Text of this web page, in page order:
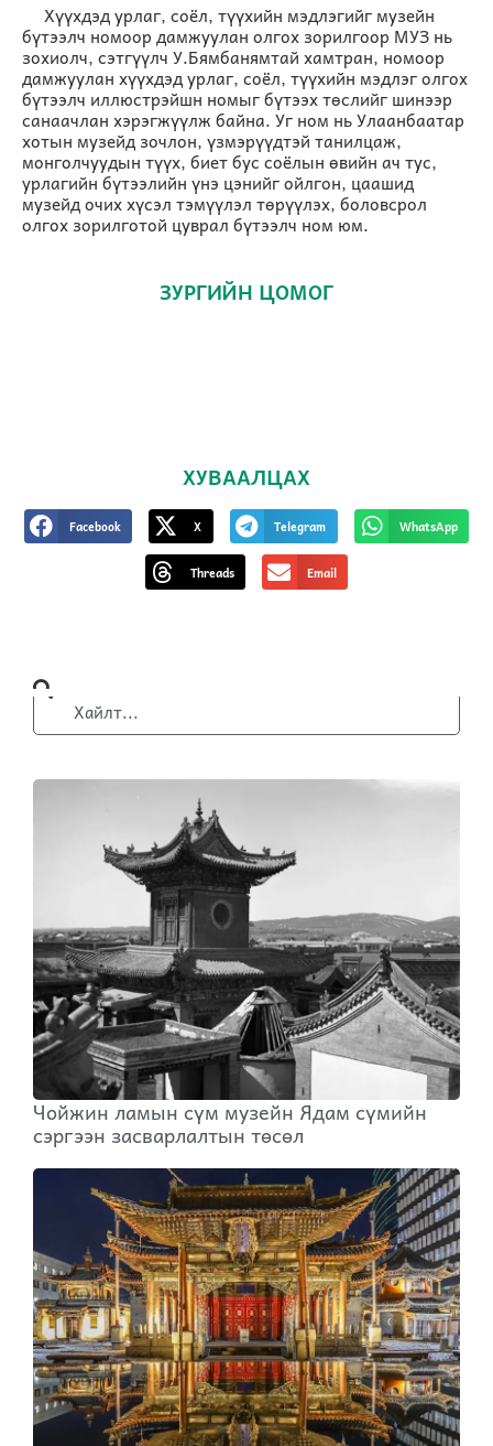
Хүүхдэд урлаг, соёл, түүхийн мэдлэгийг музейн
бүтээлч номоор дамжуулан олгох зорилгоор МУЗ нь
зохиолч, сэтгүүлч У.Бямбанямтай хамтран, номоор
дамжуулан хүүхдэд урлаг, соёл, түүхийн мэдлэг олгох
бүтээлч иллюстрэйшн номыг бүтээх төслийг шинээр
санаачлан хэрэгжүүлж байна. Уг ном нь Улаанбаатар
хотын музейд зочлон, үзмэрүүдтэй танилцаж,
монголчуудын түүх, биет бус соёлын өвийн ач тус,
урлагийн бүтээлийн үнэ цэнийг ойлгон, цаашид
музейд очих хүсэл тэмүүлэл төрүүлэх, боловсрол
олгох зорилготой цуврал бүтээлч ном юм.
ЗУРГИЙН ЦОМОГ
ХУВААЛЦАХ
Facebook X Telegram WhatsApp
Threads Email
Чойжин ламын сүм музейн Ядам сүмийн
сэргээн засварлалтын төсөл